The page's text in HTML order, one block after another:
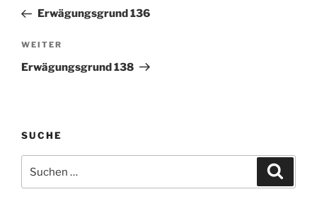
Beitrag
Erwägungsgrund 136
Nächster
Beitrag
WEITER
Erwägungsgrund 138
SUCHE
nach: